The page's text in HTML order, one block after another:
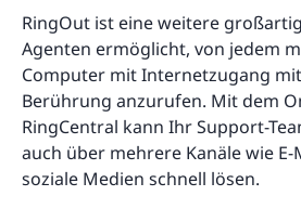
RingOut ist eine weitere
Agenten ermöglicht, von jedem
Computer mit Internetzugang
Berührung anzurufen. Mit dem
RingCentral kann Ihr Support-
auch über mehrere Kanäle wie E-
soziale Medien schnell lösen.